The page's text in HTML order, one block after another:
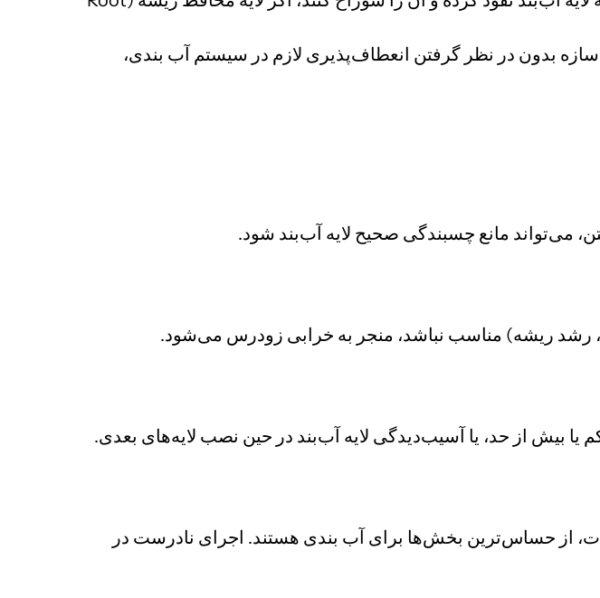
بدون در نظر گرفتن انعطاف‌پذیری لازم در سیستم آب بندی،
می‌تواند مانع چسبندگی صحیح لایه آب‌بند شود.
بیش از حد، یا آسیب‌دیدگی لایه آب‌بند در حین نصب لایه‌های بعدی.
از حساس‌ترین بخش‌ها برای آب بندی هستند. اجرای نادرست در